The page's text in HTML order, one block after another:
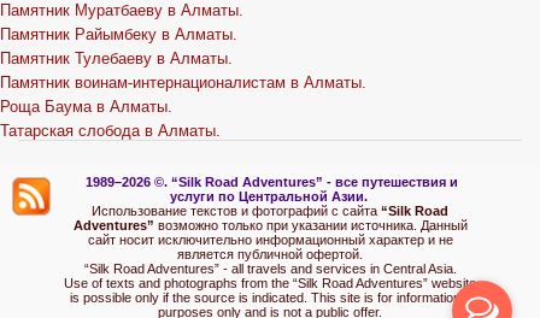
Памятник Муратбаеву в Алматы.
Памятник Райымбеку в Алматы.
Памятник Тулебаеву в Алматы.
Памятник воинам-интернационалистам в Алматы.
Роща Баума в Алматы.
Татарская слобода в Алматы.
1989–2026 ©. “Silk Road Adventures” - все путешествия и
услуги по Центральной Азии.
Использование текстов и фотографий с сайта “Silk Road
Adventures” возможно только при указании источника. Данный
сайт носит исключительно информационный характер и не
является публичной офертой.
“Silk Road Adventures” - all travels and services in Central Asia.
Use of texts and photographs from the “Silk Road Adventures” website
is possible only if the source is indicated. This site is for informational
purposes only and is not a public offer.